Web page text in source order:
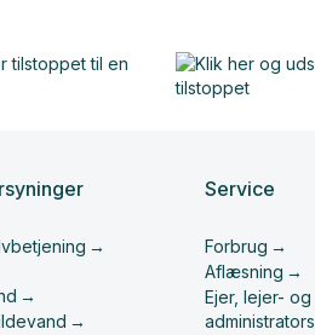
Service
Forbrug
Aflæsning
Ejer, lejer- og